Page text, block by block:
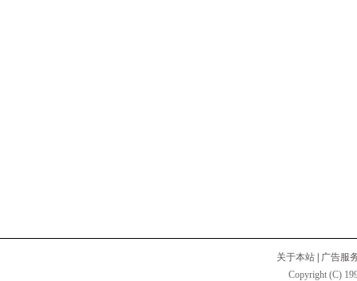
关于本站
广告服
Copyright (C)